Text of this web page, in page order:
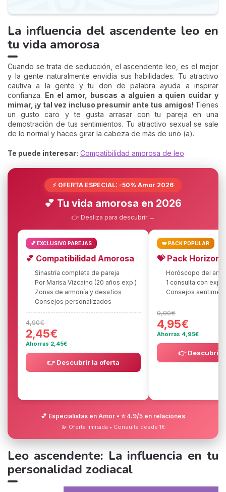
La influencia del ascendente leo en
tu vida amorosa
Cuando se trata de seducción, el ascendente leo, es el mejor
y la gente naturalmente envidia sus habilidades. Tu atractivo
cautiva a la gente y tu don de palabra ayuda a inspirar
confianza. En el amor, buscas a alguien a quien cuidar y
mimar, ¡y tal vez incluso presumir ante tus amigos! Tienes
un gusto caro y te gusta arrasar con tu pareja en una
demostración de tus sentimientos. Tu atractivo sexual se sale
de lo normal y haces girar la cabeza de más de uno (a).
Te puede interesar: Compatibilidad amorosa de leo
⚡ OFERTA ESPECIAL: -50% Amor 2026
💕 Tu vida amorosa en 2026
👉 Desliza para descubrir →
💕 EXCLUSIVO PAREJAS
💕 Compatibilidad Amorosa
Sinastría completa de pareja
Por Marisa Vizcaíno (20 años exp.)
Zonas de armonía y desafíos
Consejos personalizados
4,90€
2,45€
Ahorras 2,45€
👉 Descubrir la oferta
👑 PACK POPULAR
💝 Pack
Horóscopo del
1 consulta con
Consejos
9,90€
4,95€
Ahorras 4,95€
👉 Descubrir
💕 Especialistas en Amor • ⭐ 4.9/5 en relaciones
💫 Oferta limitada • Consulta desde 1€
Leo ascendente: La influencia en tu
personalidad zodiacal